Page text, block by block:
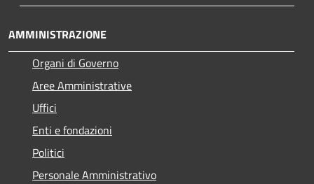
AMMINISTRAZIONE
Organi di Governo
Aree Amministrative
Uffici
Enti e fondazioni
Politici
Personale Amministrativo